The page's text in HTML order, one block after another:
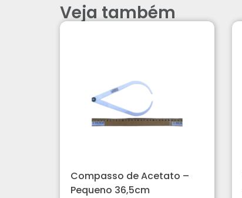
Veja também
Compasso de Acetato –
Pequeno 36,5cm